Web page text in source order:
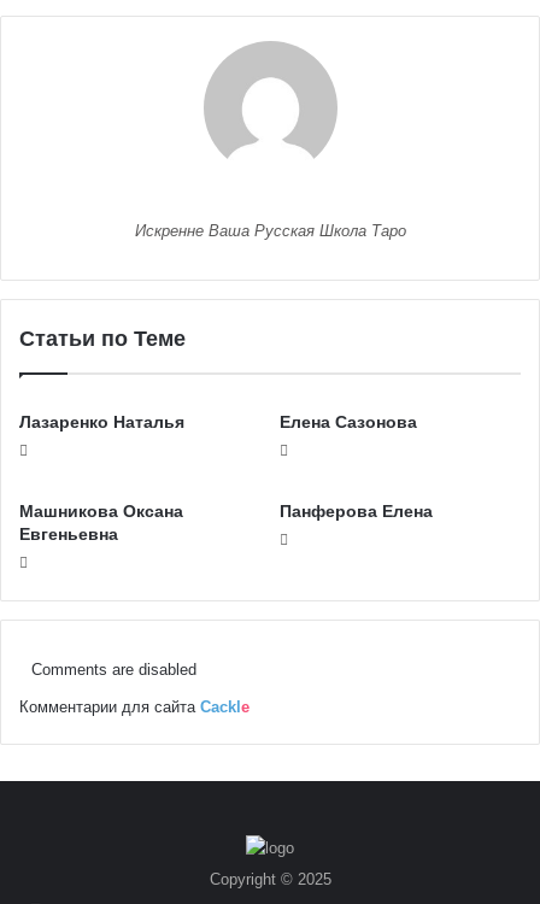
Искренне Ваша Русская Школа Таро
Статьи по Теме
Лазаренко Наталья Елена Сазонова
Машникова Оксана
Евгеньевна
Панферова Елена
Comments are disabled
Комментарии для сайта Cackl e
Copyright © 2025